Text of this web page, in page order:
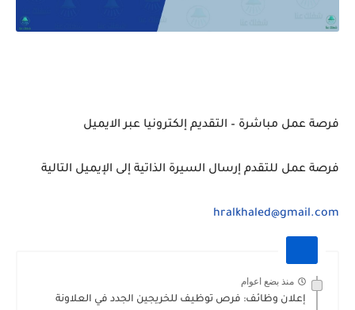
فرصة عمل مباشرة – التقديم إلكترونيا عبر الايميل
فرصة عمل للتقدم إرسال السيرة الذاتية إلى الإيميل التالية
hralkhaled@gmail.com
منذ بضع اعوام
إعلان وظائف: فرص توظيف للخريجين الجدد في العلاونة